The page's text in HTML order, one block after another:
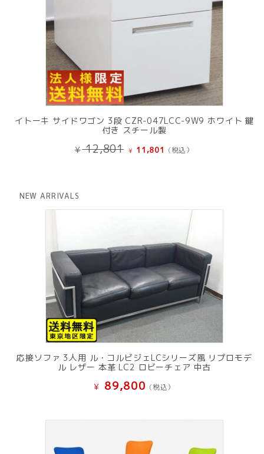
イトーキ サイドワゴン 3段 CZR-047LCC-9W9 ホワイト 鍵
付き スチール製
¥12,801 元
¥ 11,801 現
¥ 11,801
す。
(税込）
NEW ARRIVALS
応接ソファ 3人用 ル・コルビジェLCシリーズ風 リプロモデ
ル レザー 本革 LC2 ロビーチェア 中古
¥ 89,800 (税込）